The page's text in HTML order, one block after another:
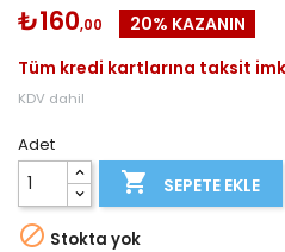
₺160,00
20% KAZANIN
Tüm kredi kartlarına taksit
KDV dahil
Adet
 SEPETE EKLE
 Stokta yok